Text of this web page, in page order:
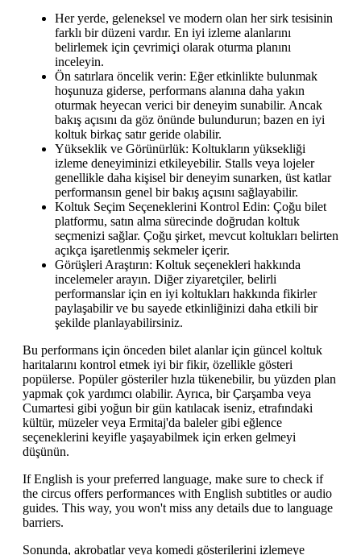
Her yerde, geleneksel ve modern olan her sirk tesisinin
farklı bir düzeni vardır. En iyi izleme alanlarını
belirlemek için çevrimiçi olarak oturma planını
inceleyin.
Ön satırlara öncelik verin: Eğer etkinlikte bulunmak
hoşunuza giderse, performans alanına daha yakın
oturmak heyecan verici bir deneyim sunabilir. Ancak
bakış açısını da göz önünde bulundurun; bazen en iyi
koltuk birkaç satır geride olabilir.
Yükseklik ve Görünürlük: Koltukların yüksekliği
izleme deneyiminizi etkileyebilir. Stalls veya lojeler
genellikle daha kişisel bir deneyim sunarken, üst katlar
performansın genel bir bakış açısını sağlayabilir.
Koltuk Seçim Seçeneklerini Kontrol Edin: Çoğu bilet
platformu, satın alma sürecinde doğrudan koltuk
seçmenizi sağlar. Çoğu şirket, mevcut koltukları belirten
açıkça işaretlenmiş sekmeler içerir.
Görüşleri Araştırın: Koltuk seçenekleri hakkında
incelemeler arayın. Diğer ziyaretçiler, belirli
performanslar için en iyi koltukları hakkında fikirler
paylaşabilir ve bu sayede etkinliğinizi daha etkili bir
şekilde planlayabilirsiniz.
Bu performans için önceden bilet alanlar için güncel koltuk
haritalarını kontrol etmek iyi bir fikir, özellikle gösteri
popülerse. Popüler gösteriler hızla tükenebilir, bu yüzden plan
yapmak çok yardımcı olabilir. Ayrıca, bir Çarşamba veya
Cumartesi gibi yoğun bir gün katılacak iseniz, etrafındaki
kültür, müzeler veya Ermitaj'da baleler gibi eğlence
seçeneklerini keyifle yaşayabilmek için erken gelmeyi
düşünün.
If English is your preferred language, make sure to check if
the circus offers performances with English subtitles or audio
guides. This way, you won't miss any details due to language
barriers.
Sonunda, akrobatlar veya komedi gösterilerini izlemeye